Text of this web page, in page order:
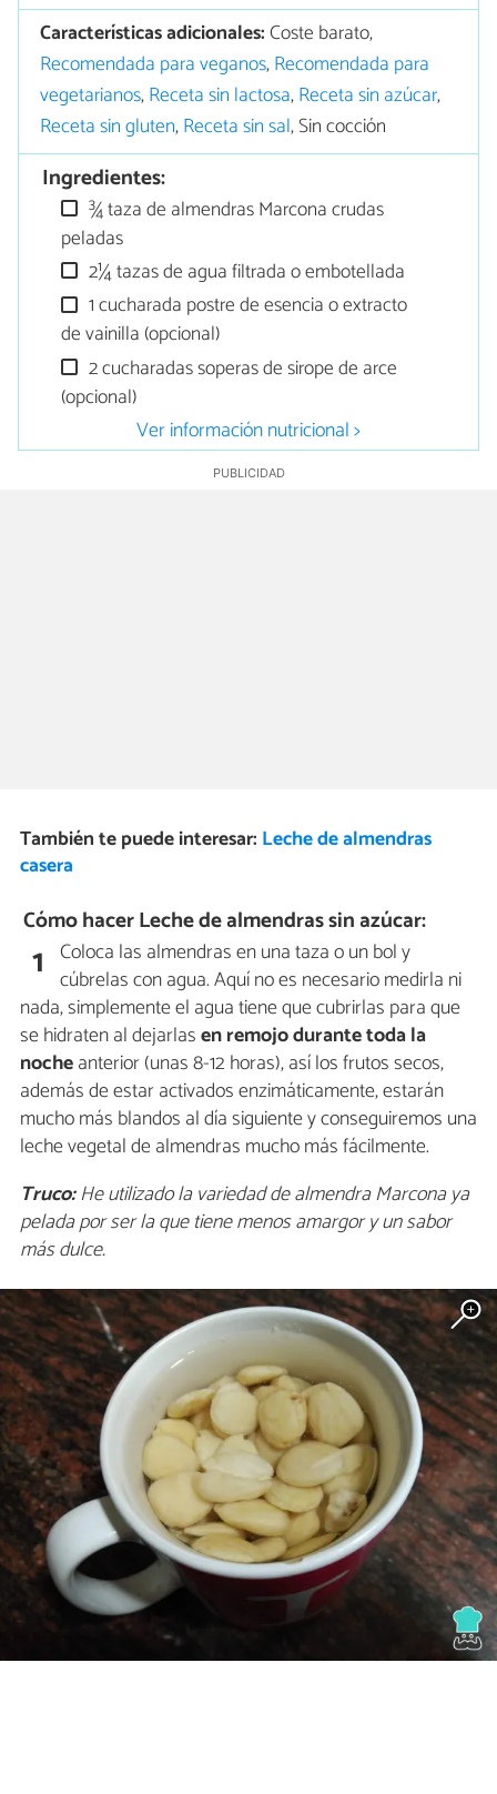
Características adicionales:Coste barato,
Recomendada para veganos,Recomendada para
vegetarianos,Receta sin lactosa,Receta sin azúcar,
Receta sin gluten,Receta sin sal, Sin cocción
Ingredientes:
¾ taza de almendras Marcona crudas
peladas
2¼ tazas de agua filtrada o embotellada
1 cucharada postre de esencia o extracto
de vainilla (opcional)
2 cucharadas soperas de sirope de arce
(opcional)
Ver información nutricional >
También te puede interesar: Leche de almendras
casera
Cómo hacer Leche de almendras sin azúcar:
1 Coloca las almendras en una taza o un bol y
cúbrelas con agua. Aquí no es necesario medirla ni
nada, simplemente el agua tiene que cubrirlas para que
se hidraten al dejarlasen remojo durante toda la
nocheanterior (unas 8-12 horas), así los frutos secos,
además de estar activados enzimáticamente, estarán
mucho más blandos al día siguiente y conseguiremos una
leche vegetal de almendras mucho más fácilmente.
Truco:He utilizado la variedad de almendra Marcona ya
pelada por ser la que tiene menos amargor y un sabor
más dulce.